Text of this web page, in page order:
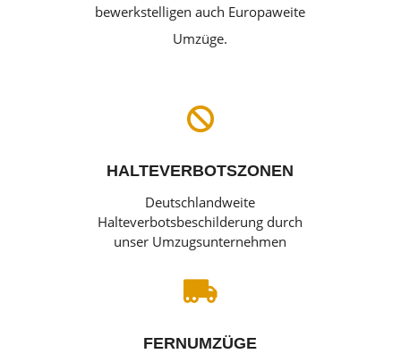
bewerkstelligen auch Europaweite
Umzüge.

HALTEVERBOTSZONEN
Deutschlandweite
Halteverbotsbeschilderung durch
unser Umzugsunternehmen

FERNUMZÜGE